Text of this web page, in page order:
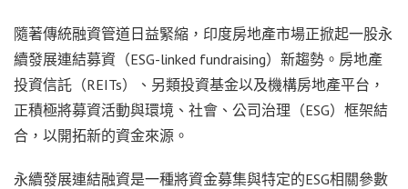
隨著傳統融資管道日益緊縮，印度房地產市場正掀起一股永
續發展連結募資（ESG-linked fundraising）新趨勢。房地產
投資信託（REITs）、另類投資基金以及機構房地產平台，
正積極將募資活動與環境、社會、公司治理（ESG）框架結
合，以開拓新的資金來源。
永續發展連結融資是一種將資金募集與特定的ESG相關參數